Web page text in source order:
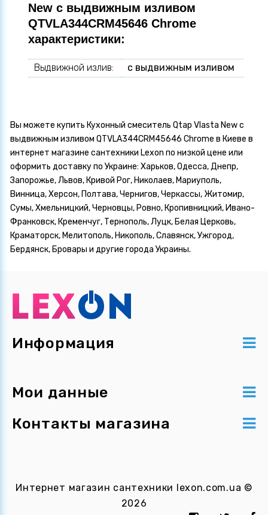
New с выдвижным изливом
QTVLA344CRM45646 Chrome
характеристики:
Выдвижной излив: с выдвижным изливом
Вы можете купить Кухонный смеситель Qtap Vlasta New с
выдвижным изливом QTVLA344CRM45646 Chrome в Киеве в
интернет магазине сантехники Lexon по низкой цене или
оформить доставку по Украине: Харьков, Одесса, Днепр,
Запорожье, Львов, Кривой Рог, Николаев, Мариуполь,
Винница, Херсон, Полтава, Чернигов, Черкассы, Житомир,
Сумы, Хмельницкий, Черновцы, Ровно, Кропивницкий, Ивано-
Франковск, Кременчуг, Тернополь, Луцк, Белая Церковь,
Краматорск, Мелитополь, Никополь, Славянск, Ужгород,
Бердянск, Бровары и другие города Украины.
Информация
Мои данные
Контакты магазина
Интернет магазин сантехники lexon.com.ua ©
2026